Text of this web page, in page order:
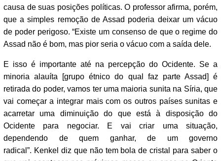
causa de suas posições políticas. O professor afirma, porém,
que a simples remoção de Assad poderia deixar um vácuo
de poder perigoso. “Existe um consenso de que o regime do
Assad não é bom, mas pior seria o vácuo com a saída dele.
E isso é importante até na percepção do Ocidente. Se a
minoria alauíta [grupo étnico do qual faz parte Assad] é
retirada do poder, vamos ter uma maioria sunita na Síria, que
vai começar a integrar mais com os outros países sunitas e
acarretar uma diminuição do que está à disposição do
Ocidente para negociar. E vai criar uma situação,
dependendo de quem ganhar, de um governo
radical”. Kenkel diz que não tem bola de cristal para saber o